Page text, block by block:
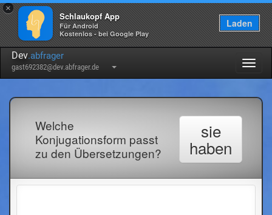
×
Schlaukopf App
Für Android
Kostenlos - bei Google Play
Laden
Dev.abfrager
gast692382@dev.abfrager.de
Welche
Konjugationsform passt
zu den Übersetzungen?
sie
haben